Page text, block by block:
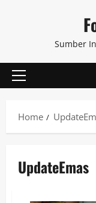
Sumber
Primary
Home
UpdateEmas